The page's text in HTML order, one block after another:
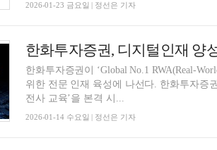
2026-01-23 금요일 | 정선은 기자
한화투자증권이 ‘Global No.1 RWA(Real-
위한 전문 인재 육성에 나선다. 한화투자증
전사 교육’을 본격 시...
2026-01-14 수요일 | 정선은 기자